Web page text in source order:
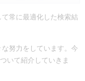
常に最適化した検索結
努力をしています。今
いて紹介していきま